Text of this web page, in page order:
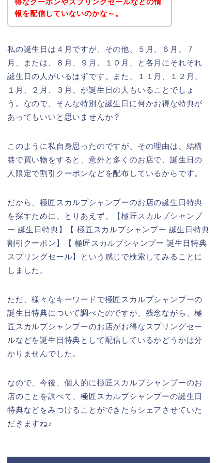
得なクーポンやスプリングセールなどの情
報を配信していないのかな～。
私の誕生日は４月ですが、その他、５月、６月、７
月、または、８月、９月、１０月、と各月にそれぞれ
誕生日の人がいるはずです。また、１１月、１２月、
１月、２月、３月、が誕生日の人もいることでしょ
う。なので、そんな特別な誕生日に何かお得な特典が
あってもいいと思いませんか？
このように私自身思ったのですが、その理由は、結構
巷で買い物をすると、意外と多くのお店で、誕生日の
人限定で割引クーポンなどを配布しているからです。
だから、極匠スカルプシャンプーのお店の誕生日特典
を探すために、とりあえず、【極匠スカルプシャンプ
ー 誕生日特典】【 極匠スカルプシャンプー 誕生日特典
割引クーポン】【 極匠スカルプシャンプー 誕生日特典
スプリングセール】という感じで検索してみることに
しました。
ただ、様々なキーワードで極匠スカルプシャンプーの
誕生日特典について調べたのですが、残念ながら、極
匠スカルプシャンプーのお店がお得なスプリングセー
ルなどを誕生日特典として配信しているかどうかは分
かりませんでした。
なので、今後、個人的に極匠スカルプシャンプーのお
店のことを調べて、極匠スカルプシャンプーの誕生日
特典などをみつけることができたらシェアさせていた
だきますね♪